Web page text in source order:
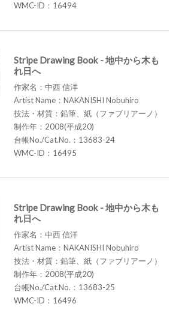
WMC-ID：16494
Stripe Drawing Book - 地中から木も
れ日へ
作家名：中西 信洋
Artist Name：NAKANISHI Nobuhiro
技法・材質：鉛筆、紙（ファブリアーノ）
制作年：2008(平成20)
台帳No./Cat.No.：13683-24
WMC-ID：16495
Stripe Drawing Book - 地中から木も
れ日へ
作家名：中西 信洋
Artist Name：NAKANISHI Nobuhiro
技法・材質：鉛筆、紙（ファブリアーノ）
制作年：2008(平成20)
台帳No./Cat.No.：13683-25
WMC-ID：16496